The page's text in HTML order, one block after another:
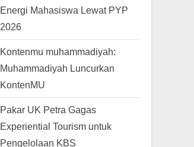
Energi Mahasiswa Lewat PYP
2026
Kontenmu muhammadiyah:
Muhammadiyah Luncurkan
KontenMU
Pakar UK Petra Gagas
Experiential Tourism untuk
Pengelolaan KBS